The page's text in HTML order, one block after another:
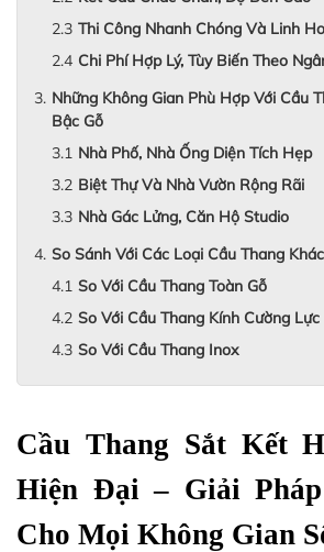
Thi Công Nhanh Chóng Và Linh
Chi Phí Hợp Lý, Tùy Biến Theo
Những Không Gian Phù Hợp Với Cầu
Bậc Gỗ
Nhà Phố, Nhà Ống Diện Tích Hẹp
Biệt Thự Và Nhà Vườn Rộng Rãi
Nhà Gác Lửng, Căn Hộ Studio
So Sánh Với Các Loại Cầu Thang Khác
So Với Cầu Thang Toàn Gỗ
So Với Cầu Thang Kính Cường Lực
So Với Cầu Thang Inox
Cầu Thang Sắt Kết
Hiện Đại – Giải
Cho Mọi Không Gian